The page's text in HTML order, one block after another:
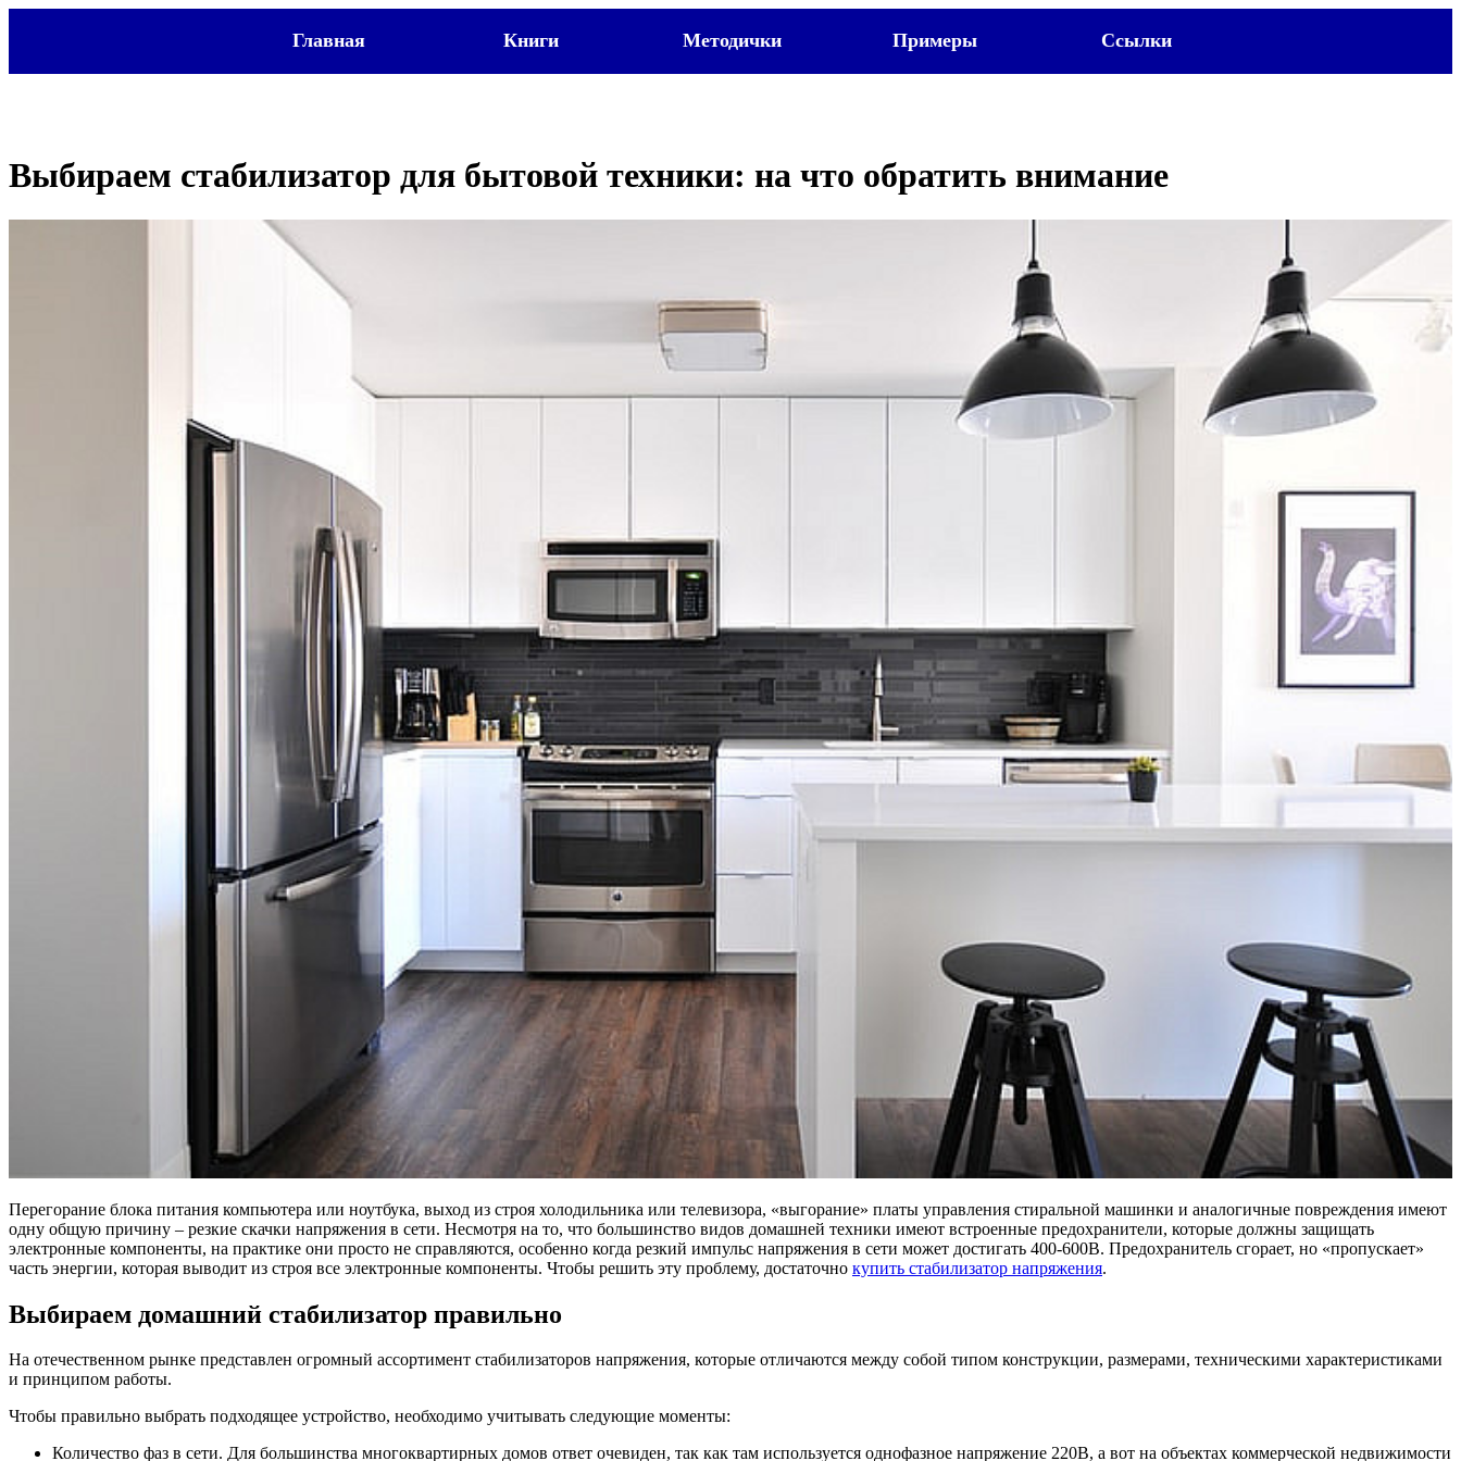
Главная Книги Методички Примеры Ссылки
Выбираем стабилизатор для бытовой техники: на что обратить внимание
Перегорание блока питания компьютера или ноутбука, выход из строя холодильника или телевизора, «выгорание» платы управления стиральной машинки и аналогичные повреждения имеют
одну общую причину – резкие скачки напряжения в сети. Несмотря на то, что большинство видов домашней техники имеют встроенные предохранители, которые должны защищать
электронные компоненты, на практике они просто не справляются, особенно когда резкий импульс напряжения в сети может достигать 400-600В. Предохранитель сгорает, но «пропускает»
часть энергии, которая выводит из строя все электронные компоненты. Чтобы решить эту проблему, достаточно купить стабилизатор напряжения.
Выбираем домашний стабилизатор правильно
На отечественном рынке представлен огромный ассортимент стабилизаторов напряжения, которые отличаются между собой типом конструкции, размерами, техническими характеристиками
и принципом работы.
Чтобы правильно выбрать подходящее устройство, необходимо учитывать следующие моменты:
Количество фаз в сети. Для большинства многоквартирных домов ответ очевиден, так как там используется однофазное напряжение 220В, а вот на объектах коммерческой недвижимости